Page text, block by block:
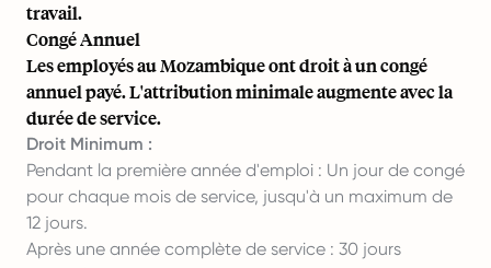
travail.
Congé Annuel
Les employés au Mozambique ont droit à un congé
annuel payé. L'attribution minimale augmente avec la
durée de service.
Droit Minimum :
Pendant la première année d'emploi : Un jour de congé
pour chaque mois de service, jusqu'à un maximum de
12 jours.
Après une année complète de service : 30 jours